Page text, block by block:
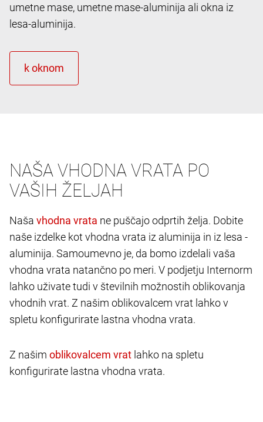
umetne mase, umetne mase-aluminija ali okna iz
lesa-aluminija.
NAŠA VHODNA VRATA PO
VAŠIH ŽELJAH
Naša
ne puščajo odprtih želja. Dobite
naše izdelke kot vhodna vrata iz aluminija in iz lesa -
aluminija. Samoumevno je, da bomo izdelali vaša
vhodna vrata natančno po meri. V podjetju Internorm
lahko uživate tudi v številnih možnostih oblikovanja
vhodnih vrat. Z našim oblikovalcem vrat lahko v
spletu konfigurirate lastna vhodna vrata.
Z našim
lahko na spletu
konfigurirate lastna vhodna vrata.